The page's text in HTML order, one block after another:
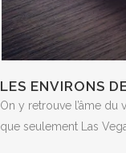
LES ENVIRONS
On y retrouve l’âme du
que seulement Las